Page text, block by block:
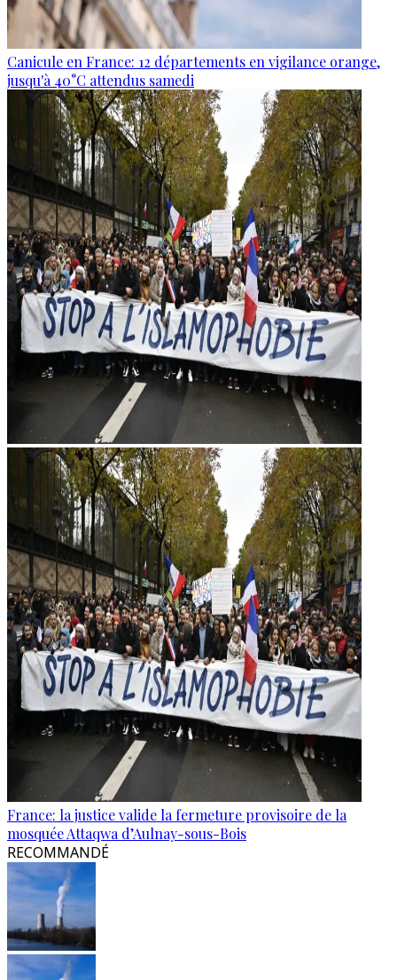
Canicule en France: 12 départements en vigilance orange,
jusqu'à 40°C attendus samedi
France: la justice valide la fermeture provisoire de la
mosquée Attaqwa d’Aulnay-sous-Bois
RECOMMANDÉ